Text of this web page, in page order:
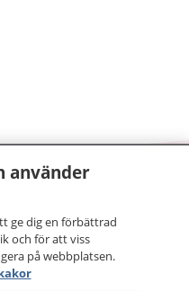
och vård
och information om
du kan kontakta.
och göra dina
använder
ge dig en förbättrad
och för att viss
på webbplatsen.